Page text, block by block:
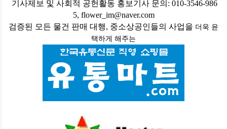
기사제보 및 사회적 공헌활동 홍보기사 문의: 010-3546-986
5, flower_im@naver.com
검증된 모든 물건 판매 대행, 중소상공인들의 사업을 더욱 윤
택하게 해주는